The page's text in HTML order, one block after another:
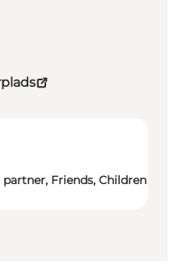
partner, Friends, Children